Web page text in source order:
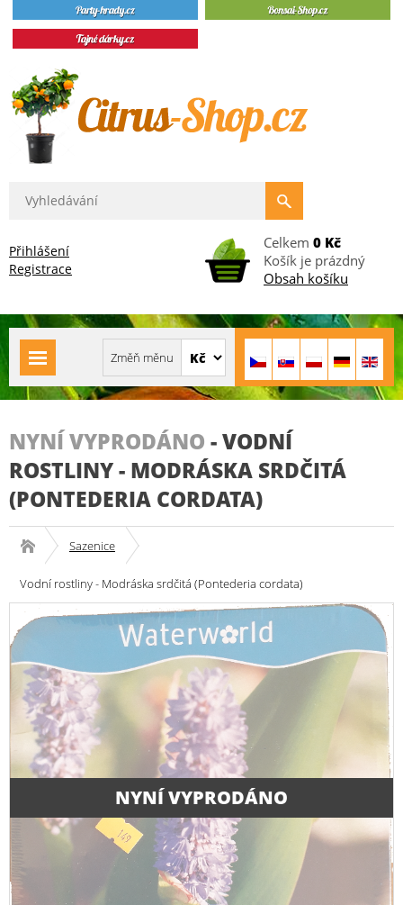
Přihlášení
Registrace
Celkem 0 Kč
Košík je prázdný
Obsah košíku
NYNÍ VYPRODÁNO -VODNÍ
ROSTLINY - MODRÁSKA SRDČITÁ
(PONTEDERIA CORDATA)
Sazenice
Vodní rostliny - Modráska srdčitá (Pontederia cordata)
NYNÍ VYPRODÁNO